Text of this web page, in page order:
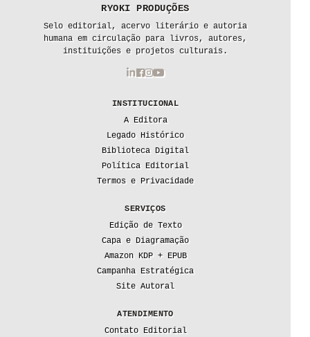
RYOKI PRODUÇÕES
Selo editorial, acervo literário e autoria
humana em circulação para livros, autores,
instituições e projetos culturais.
INSTITUCIONAL
A Editora
Legado Histórico
Biblioteca Digital
Política Editorial
Termos e Privacidade
SERVIÇOS
Edição de Texto
Capa e Diagramação
Amazon KDP + EPUB
Campanha Estratégica
Site Autoral
ATENDIMENTO
Contato Editorial